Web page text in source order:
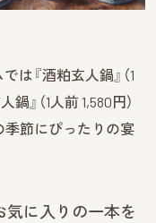
は『酒粕玄人鍋』（1
』（1人前 1,580円）
季節にぴったりの宴
気に入りの一本を